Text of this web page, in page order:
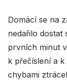
Domácí se na
nedařilo dostat
prvních minut
k přečíslení a
chybami